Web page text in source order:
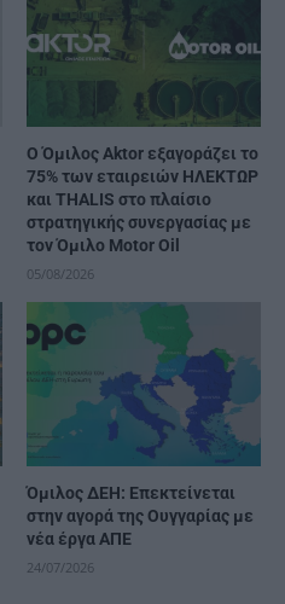
Ο Όμιλος Aktor εξαγοράζει το
75% των εταιρειών ΗΛΕΚΤΩΡ
και THALIS στο πλαίσιο
στρατηγικής συνεργασίας με
τον Όμιλο Motor Oil
05/08/2026
Όμιλος ΔΕΗ: Επεκτείνεται
στην αγορά της Ουγγαρίας με
νέα έργα ΑΠΕ
24/07/2026